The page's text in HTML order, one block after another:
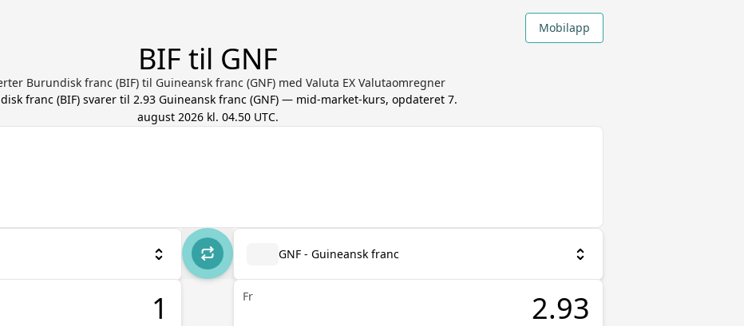
Mobilapp
BIF til GNF
Burundisk franc (BIF) til Guineansk franc (GNF) med Valuta EX Valutaomregner
franc (BIF) svarer til 2.93 Guineansk franc (GNF) — mid-market-kurs, opdateret 7.
august 2026 kl. 04.50 UTC.
GNF - Guineansk franc
Fr